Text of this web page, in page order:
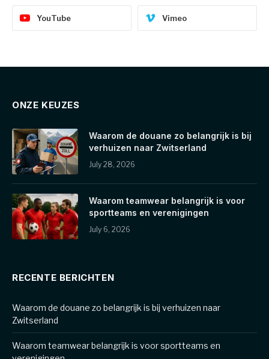
YouTube Vimeo
ONZE KEUZES
Waarom de douane zo belangrijk is bij
verhuizen naar Zwitserland
July 28, 2026
Waarom teamwear belangrijk is voor
sportteams en verenigingen
July 6, 2026
RECENTE BERICHTEN
Waarom de douane zo belangrijk is bij verhuizen naar
Zwitserland
Waarom teamwear belangrijk is voor sportteams en